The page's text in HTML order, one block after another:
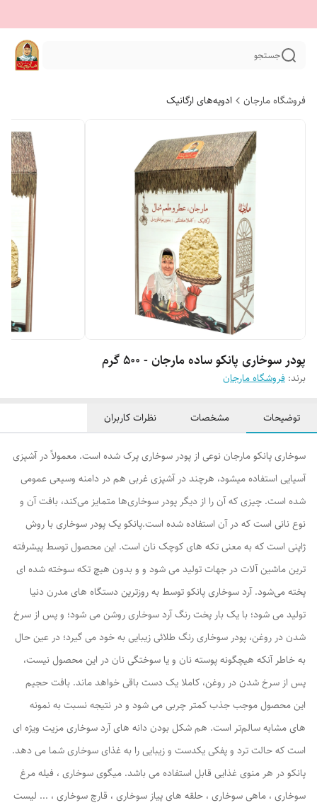
جستجو
فروشگاه مارجان ادویه‌های ارگانیک
پودر سوخاری پانکو ساده مارجان - 500 گرم
برند: فروشگاه مارجان
توضیحات مشخصات نظرات کاربران
سوخاری پانکو مارجان نوعی از پودر سوخاری پرک شده است. معمولاً در آشپزی
آسیایی استفاده میشود، هرچند در آشپزی غربی هم در دامنه وسیعی عمومی
شده است. چیزی که آن را از دیگر پودر سوخاری‌ها متمایز می‌کند، بافت آن و
نوع نانی است که در آن استفاده شده است.پانکو یک پودر سوخاری با روش
ژاپنی است که به معنی تکه های کوچک نان است. این محصول توسط پیشرفته
ترین ماشین آلات در جهات تولید می شود و و بدون هیچ تکه سوخته شده ای
پخته می‌شود. آرد سوخاری پانکو توسط به روزترین دستگاه های مدرن دنیا
تولید می شود؛ با یک بار پخت رنگ آرد سوخاری روشن می شود؛ و پس از سرخ
شدن در روغن، پودر سوخاری رنگ طلائی زیبایی به خود می گیرد؛ در عین حال
به خاطر آنکه هیچگونه پوسته نان و یا سوختگی نان در این محصول نیست،
پس از سرخ شدن در روغن، کاملا یک دست باقی خواهد ماند. بافت حجیم
این محصول موجب جذب کمتر چربی می شود و در نتیجه نسبت به نمونه
های مشابه سالم‌تر است. هم شکل بودن دانه های آرد سوخاری مزیت ویژه ای
است که حالت ترد و پفکی یکدست و زیبایی را به غذای سوخاری شما می دهد.
پانکو در هر منوی غذایی قابل استفاده می باشد. میگوی سوخاری ، فیله مرغ
سوخاری ، ماهی سوخاری ، حلقه های پیاز سوخاری ، قارچ سوخاری ، ... لیست